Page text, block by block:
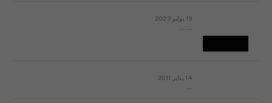
19 يوليو 2023
14 يناير 2011